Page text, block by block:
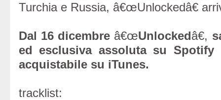
Turchia e Russia, â€œUnlockedâ€
Dal 16 dicembre â€œUnlockedâ€,
ed esclusiva assoluta su
acquistabile su iTunes.
tracklist: